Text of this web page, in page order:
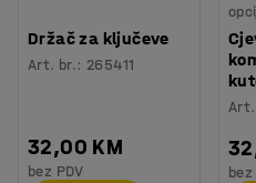
Držač za ključeve
Art. br.: 265411
32,00 KM
bez PDV bez